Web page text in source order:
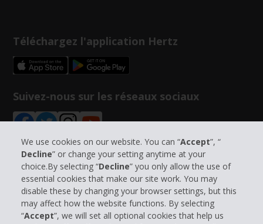
We use cookies on our website. You can “Accept”, “
Decline” or change your setting anytime at your
choice.By selecting “Decline” you only allow the use of
essential cookies that make our site work. You may
disable these by changing your browser settings, but this
may affect how the website functions. By selecting
“Accept”, we will set all optional cookies that help us
Téléchargez l'application Hertz
Suivez-nous sur les réseaux sociaux
Informations sur l'entreprise
Entreprise